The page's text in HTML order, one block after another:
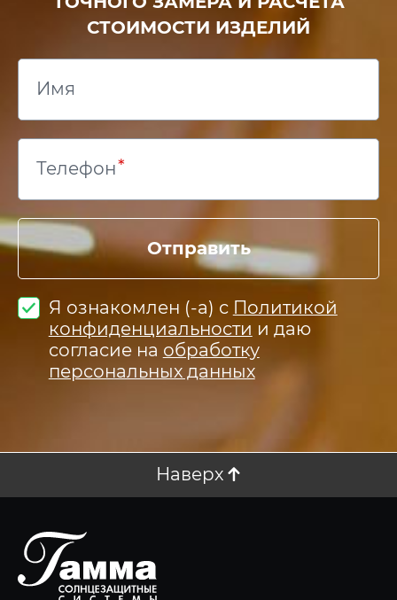
СТОИМОСТИ ИЗДЕЛИЙ
Имя
Телефон
Отправить
Я ознакомлен (-а) с Политикой
конфиденциальности и даю
согласие на обработку
персональных данных
Наверх